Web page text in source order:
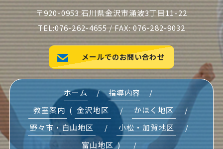
〒920-0953 石川県金沢市涌波3丁目11-22
TEL:076-262-4655 / FAX: 076-282-9032
メールでのお問い合わせ
ホーム
指導内容
教室案内
金沢地区
かほく地区
野々市・白山地区
小松・加賀地区
富山地区